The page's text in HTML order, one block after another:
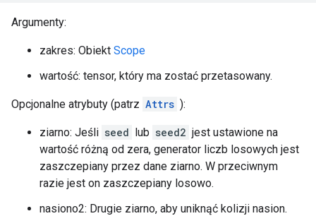
Argumenty:
zakres: Obiekt Scope
wartość: tensor, który ma zostać przetasowany.
Opcjonalne atrybuty (patrz Attrs ):
ziarno: Jeśli seed lub seed2 jest ustawione na
wartość różną od zera, generator liczb losowych jest
zaszczepiany przez dane ziarno. W przeciwnym
razie jest on zaszczepiany losowo.
nasiono2: Drugie ziarno, aby uniknąć kolizji nasion.